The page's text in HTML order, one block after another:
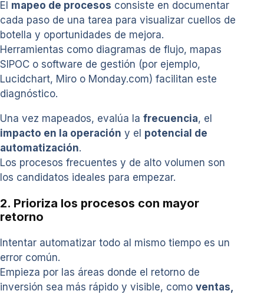
El mapeo de procesos consiste en documentar
cada paso de una tarea para visualizar cuellos de
botella y oportunidades de mejora.
Herramientas como diagramas de flujo, mapas
SIPOC o software de gestión (por ejemplo,
Lucidchart, Miro o Monday.com) facilitan este
diagnóstico.
Una vez mapeados, evalúa la frecuencia, el
impacto en la operación y el potencial de
automatización.
Los procesos frecuentes y de alto volumen son
los candidatos ideales para empezar.
2. Prioriza los procesos con mayor
retorno
Intentar automatizar todo al mismo tiempo es un
error común.
Empieza por las áreas donde el retorno de
inversión sea más rápido y visible, como ventas,